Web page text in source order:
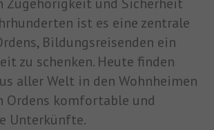
Zugehörigkeit und Sicherheit
ist es eine zentrale
Bildungsreisenden ein
zu schenken. Heute finden
aller Welt in den Wohnheimen
Ordens komfortable und
Unterkünfte.